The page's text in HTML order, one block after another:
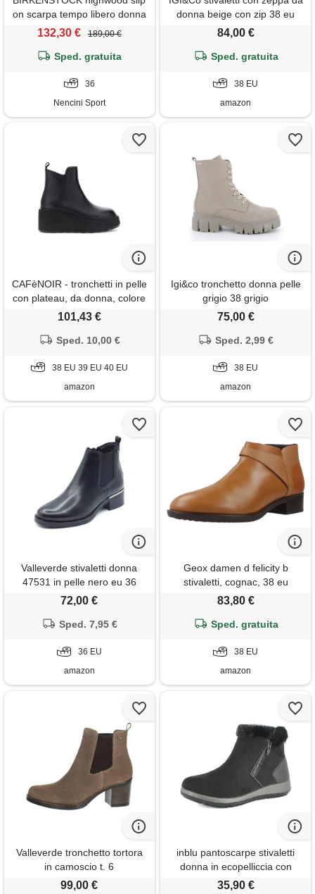
on scarpa tempo libero donna
132,30 € 189,00 €
Sped. gratuita
36
Nencini Sport
donna beige con zip 38 eu
84,00 €
Sped. gratuita
38 EU
amazon
CAFèNOIR - tronchetti in pelle
con plateau, da donna, colore
nero, taglia 38
101,43 €
Sped. 10,00 €
38 EU 39 EU 40 EU
amazon
Igi&co tronchetto donna pelle
grigio 38 grigio
75,00 €
Sped. 2,99 €
38 EU
amazon
Valleverde stivaletti donna
47531 in pelle nero eu 36
72,00 €
Sped. 7,95 €
36 EU
amazon
Geox damen d felicity b
stivaletti, cognac, 38 eu
83,80 €
Sped. gratuita
38 EU
amazon
Valleverde tronchetto tortora
in camoscio t. 6
99,00 €
inblu pantoscarpe stivaletti
donna in ecopelliccia con
cerniera, plantare imbottito
35,90 €